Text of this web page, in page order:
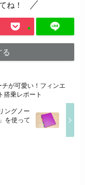
ね！
る
が可愛い！フィンエ
搭乗レポート
ングノー
を使って